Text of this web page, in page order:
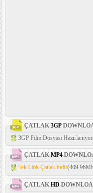
ÇATLAK 3GP
3GP Film Dosyası Hazırlanıyor...
ÇATLAKMP4
Tek Link Çatlak indir
ÇATLAKHD